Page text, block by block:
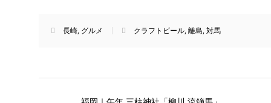
長崎, グルメ クラフトビール,離島,対馬